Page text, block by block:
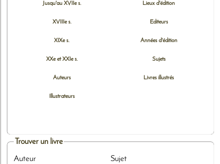
Jusqu'au XVIIe s.
XVIIIe s.
XIXe s.
XXe et XXIe s.
Auteurs
Illustrateurs
Lieux d'édition
Editeurs
Années d'édition
Sujets
Livres illustrés
Trouver un livre
Auteur Sujet